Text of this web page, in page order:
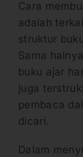
Cara
adalah
struktur
Sama
buku ajar
juga
pembaca
dicari.
Dalam